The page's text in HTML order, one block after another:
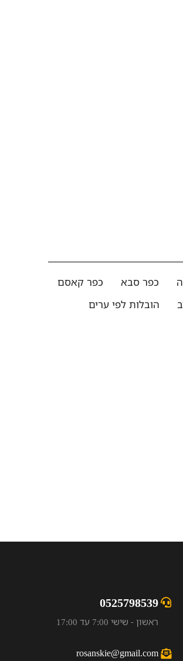
כפר סבא
כפר קאסם
הובלות לפי ערים
0525798539
ראשון - שישי 7:00 עד 17:00
rosanskie@gmail.com